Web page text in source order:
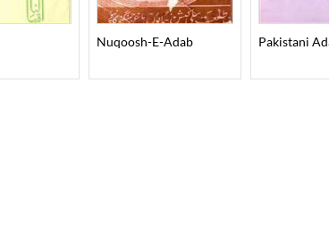
Nuqoosh-E-Adab Pakistani